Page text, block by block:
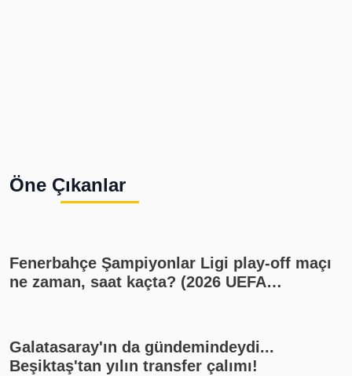
Öne Çıkanlar
Fenerbahçe Şampiyonlar Ligi play-off maçı
ne zaman, saat kaçta? (2026 UEFA
11'i)
Galatasaray'ın da gündemindeydi...
Beşiktaş'tan yılın transfer çalımı!